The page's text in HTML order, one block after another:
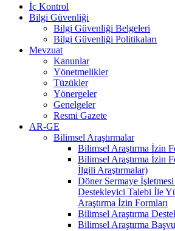
İç Kontrol
Bilgi Güvenliği
Bilgi Güvenliği Belgeleri
Bilgi Güvenliği Politikaları
Mevzuat
Kanunlar
Yönetmelikler
Tüzükler
Yönergeler
Genelgeler
Resmi Gazete
AR-GE
Bilimsel Araştırmalar
Bilimsel Araştırma İzin
Bilimsel Araştırma İzin
İlgili Araştırmalar)
Döner Sermaye İşletmesi
Destekleyici Talebi İle
Araştırma İzin Formları
Bilimsel Araştırma
Bilimsel Araştırma